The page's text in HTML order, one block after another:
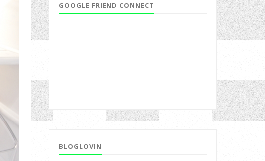
GOOGLE FRIEND CONNECT
BLOGLOVIN